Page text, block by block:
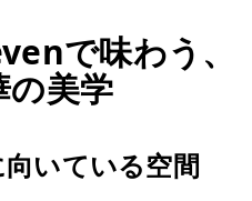
で味わう、
の美学
いている空間